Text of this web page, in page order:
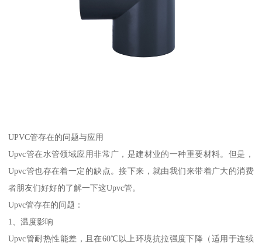
UPVC管存在的问题与应用
Upvc管在水管领域应用非常广，是建材业的一种重要材料。但是，
Upvc管也存在着一定的缺点。接下来，就由我们来带着广大的消费
者朋友们好好的了解一下这Upvc管。
Upvc管存在的问题：
1、温度影响
Upvc管耐热性能差，且在60℃以上环境抗拉强度下降（适用于连续